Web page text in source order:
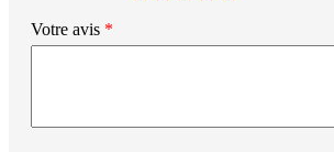
Votre avis *